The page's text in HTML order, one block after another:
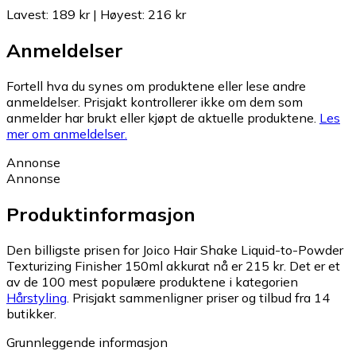
Lavest: 189 kr| Høyest: 216 kr
Anmeldelser
Fortell hva du synes om produktene eller lese andre
anmeldelser. Prisjakt kontrollerer ikke om dem som
anmelder har brukt eller kjøpt de aktuelle produktene. Les
mer om anmeldelser.
Annonse
Annonse
Produktinformasjon
Den billigste prisen for Joico Hair Shake Liquid-to-Powder
Texturizing Finisher 150ml akkurat nå er 215 kr. Det er et
av de 100 mest populære produktene i kategorien
Hårstyling Prisjakt sammenligner priser og tilbud fra 14
butikker.
Grunnleggende informasjon